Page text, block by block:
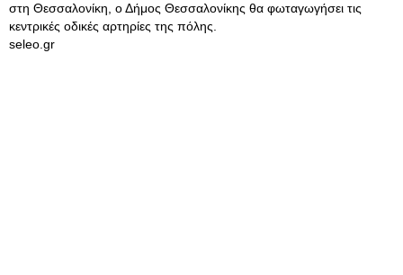
στη Θεσσαλονίκη, ο Δήμος Θεσσαλονίκης θα φωταγωγήσει τις
κεντρικές οδικές αρτηρίες της πόλης.
seleo.gr